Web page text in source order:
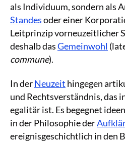
als Individuum, sondern als
Standesoder einer
Leitprinzip vorneuzeitlicher
deshalb dasGemeinwohl
commune).
In derNeuzeit hingegen
und Rechtsverständnis, das
egalitär ist. Es begegnet
in der Philosophie der
ereignisgeschichtlich in den